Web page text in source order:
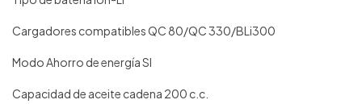
Cargadores compatiblesQC 80/QC 330/BLi300
Modo Ahorro de energíaSI
Capacidad de aceite cadena 200 c.c.